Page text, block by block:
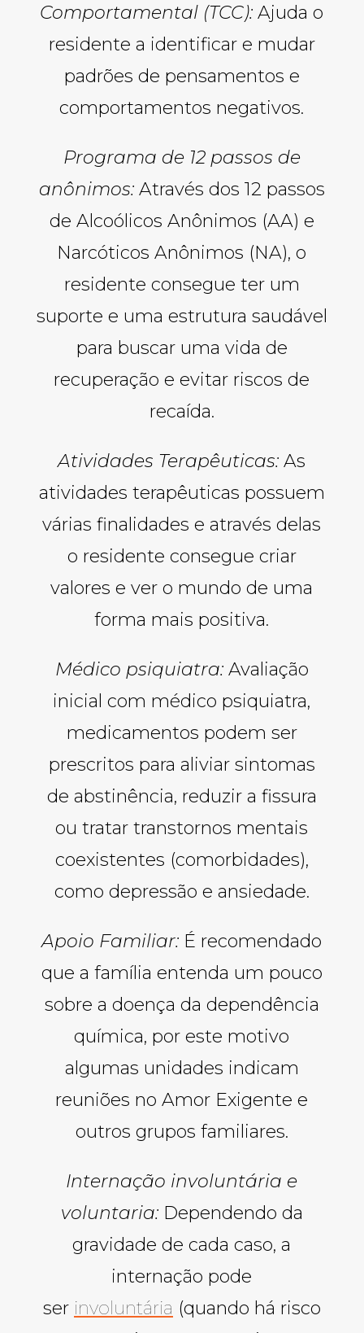
Comportamental (TCC): Ajuda o
residente a identificar e mudar
padrões de pensamentos e
comportamentos negativos.
Programa de 12 passos de
anônimos:Através dos 12 passos
de Alcoólicos Anônimos (AA) e
Narcóticos Anônimos (NA), o
residente consegue ter um
suporte e uma estrutura saudável
para buscar uma vida de
recuperação e evitar riscos de
recaída.
Atividades Terapêuticas: As
atividades terapêuticas possuem
várias finalidades e através delas
o residente consegue criar
valores e ver o mundo de uma
forma mais positiva.
Médico psiquiatra:Avaliação
inicial com médico psiquiatra,
medicamentos podem ser
prescritos para aliviar sintomas
de abstinência, reduzir a fissura
ou tratar transtornos mentais
coexistentes (comorbidades),
como depressão e ansiedade.
Apoio Familiar: É recomendado
que a família entenda um pouco
sobre a doença da dependência
química, por este motivo
algumas unidades indicam
reuniões no Amor Exigente e
outros grupos familiares.
Internação involuntária e
voluntaria:Dependendo da
gravidade de cada caso, a
internação pode
ser involuntária (quando há risco